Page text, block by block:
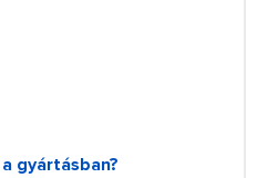
gyártásban?